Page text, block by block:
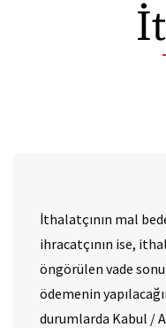
​İthalatçının mal
ihracatçının ise,
öngörülen vade
ödemenin
durumlarda Kabul /